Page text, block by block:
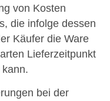
von Kosten
die infolge dessen
Käufer die Ware
Lieferzeitpunkt
bei der